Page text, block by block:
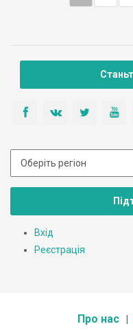
Вхід
Реєстрація
Про нас